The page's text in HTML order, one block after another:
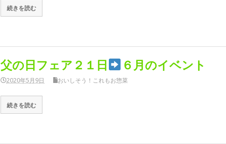
続きを読む
父の日フェア２１日 ６月のイベント
2020年5月9日 おいしそう！これもお惣菜
続きを読む